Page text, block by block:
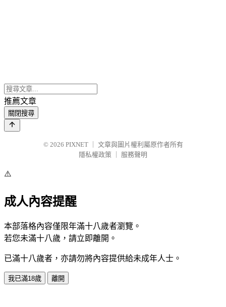
推薦文章
關閉搜尋
© 2026 PIXNET
文章與圖片權利屬原作者所有
隱私權政策
服務聲明
⚠️
成人內容提醒
本部落格內容僅限年滿十八歲者瀏覽。
若您未滿十八歲，請立即離開。
已滿十八歲者，亦請勿將內容提供給未成年人士。
我已滿18歲 離開